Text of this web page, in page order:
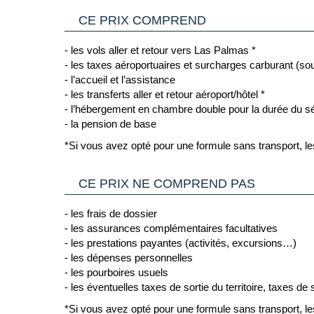
(Source France Diplomatie le 30/06/26)
Vous trouverez des informations plus complètes
Cliquant ici.
2/ GENERALITES
Passeport & Carte Nationale d'Identité: Le
pays de destination.
Carte nationale d'identité expirée- il est possible
d'Union Européenne ou de l'Espace Schengen,
C’est pourquoi il est impératif de privilégier un
françaises comme toujours en cours de validité.
d’information :
- Grande Bretagne : sur le site du gouvernement
Cliquant ici.
- Etats Unis : sur le site du Service Public en
Cliquant ici.
CE PRIX COMPREND
- les vols aller et retour vers Las Palmas *
- les taxes aéroportuaires et surcharges carburant
- l’accueil et l’assistance
- les transferts aller et retour aéroport/hôtel *
- l’hébergement en chambre double pour la durée du
- la pension de base
*Si vous avez opté pour une formule sans transport,
CE PRIX NE COMPREND PAS
- les frais de dossier
- les assurances complémentaires facultatives
- les prestations payantes (activités, excursions…)
- les dépenses personnelles
- les pourboires usuels
- les éventuelles taxes de sortie du territoire, taxes de
*Si vous avez opté pour une formule sans transport,